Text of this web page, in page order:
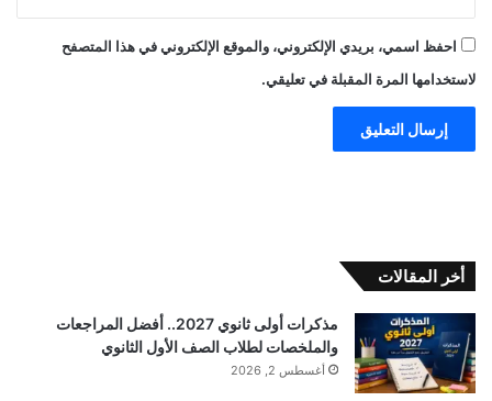
احفظ اسمي، بريدي الإلكتروني، والموقع الإلكتروني في هذا المتصفح
لاستخدامها المرة المقبلة في تعليقي.
أخر المقالات
مذكرات أولى ثانوي 2027.. أفضل المراجعات
والملخصات لطلاب الصف الأول الثانوي
أغسطس 2, 2026